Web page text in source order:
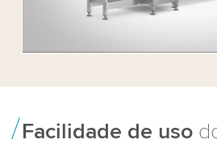
Accept More
Facilidade de uso